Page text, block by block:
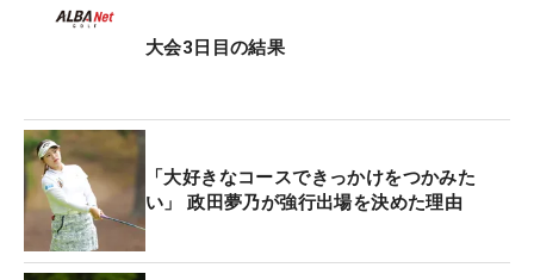
の連続バーディで前半だけで一気に5つスコアを伸
たが、パー5の最終18番は「1メートルのパーパット
を外した17番のボギーにムカついて、めちゃ振りし
ました。きょうイチの当たりだった」と会心のドラ
イバーショットを披露。残り186ヤードを5番ユーテ
ィリティでピン右5メートルに運んでバーディで締
大会3日目の結果
「大好きなコースできっかけをつかみた
い」 政田夢乃が強行出場を決めた理由